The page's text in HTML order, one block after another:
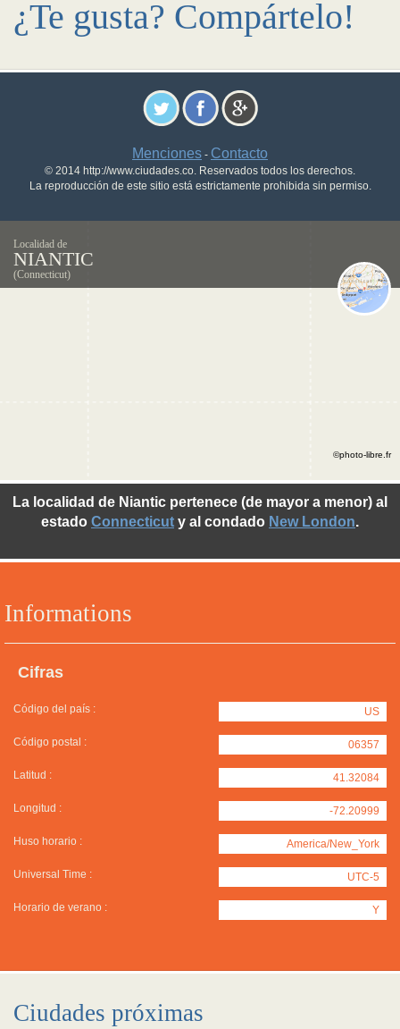
¿Te gusta? Compártelo!
Menciones - Contacto
© 2014 http://www.ciudades.co. Reservados todos los derechos.
La reproducción de este sitio está estrictamente prohibida sin permiso.
Localidad de
NIANTIC
(Connecticut)
Informations
Cifras
Código del país : US
Código postal : 06357
Latitud : 41.32084
Longitud : -72.20999
Huso horario : America/New_York
Universal Time : UTC-5
Horario de verano : Y
La localidad de Niantic pertenece (de mayor a menor) al
estado Connecticut y al condado New London.
©photo-libre.fr
Ciudades próximas